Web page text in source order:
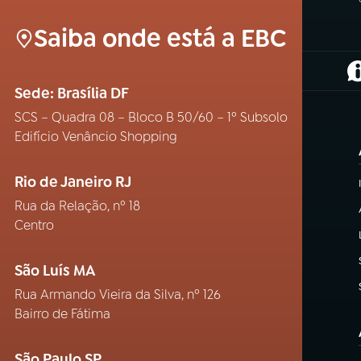
Saiba onde está a EBC
Sede: Brasília DF
SCS – Quadra 08 – Bloco B 50/60 – 1º Subsolo
Edifício Venâncio Shopping
Rio de Janeiro RJ
Rua da Relação, nº 18
Centro
São Luís MA
Rua Armando Vieira da Silva, nº 126
Bairro de Fátima